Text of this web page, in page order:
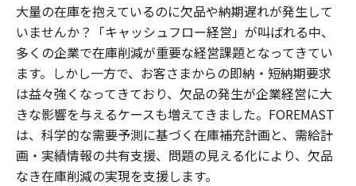
大量の在庫を抱えているのに欠品や納期遅れが発生して
いませんか？「キャッシュフロー経営」が叫ばれる中、
多くの企業で在庫削減が重要な経営課題となってきてい
ます。しかし一方で、お客さまからの即納・短納期要求
は益々強くなってきており、欠品の発生が企業経営に大
きな影響を与えるケースも増えてきました。FOREMAST
は、科学的な需要予測に基づく在庫補充計画と、需給計
画・実績情報の共有支援、問題の見える化により、欠品
なき在庫削減の実現を支援します。